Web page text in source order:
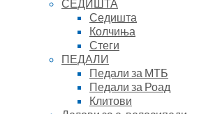
СЕДИШТА
Седишта
Колчиња
Стеги
ПЕДАЛИ
Педали за МТБ
Педали за Роад
Клитови